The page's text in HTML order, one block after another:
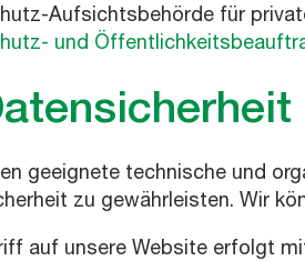
Aufsichtsbehörde für
und
geeignete technische und
zu gewährleisten. Wir
auf unsere Website erfolgt